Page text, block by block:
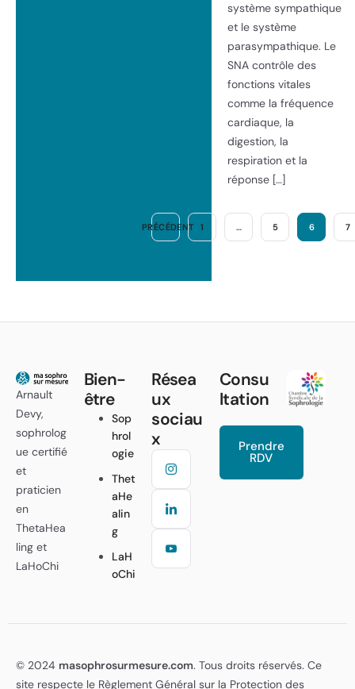
système sympathique
et le système
parasympathique. Le
SNA contrôle des
fonctions vitales
comme la fréquence
cardiaque, la
digestion, la
respiration et la
réponse […]
PRÉCÉDENT 1 … 5 6 7
Arnault
Devy,
sophrolog
ue certifié
et
praticien
en
ThetaHea
ling et
LaHoChi
Bien-
être
Sop
hrol
ogie
Thet
aHe
alin
g
LaH
oChi
Résea
ux
sociau
x
Consu
ltation
Prendre
RDV
© 2024 masophrosurmesure.com. Tous droits réservés. Ce
site respecte le Règlement Général sur la Protection des